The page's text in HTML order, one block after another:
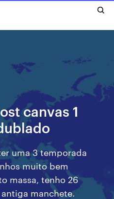
canvas 1
uma 3 temporada
muito bem
massa, tenho 26
manchete.